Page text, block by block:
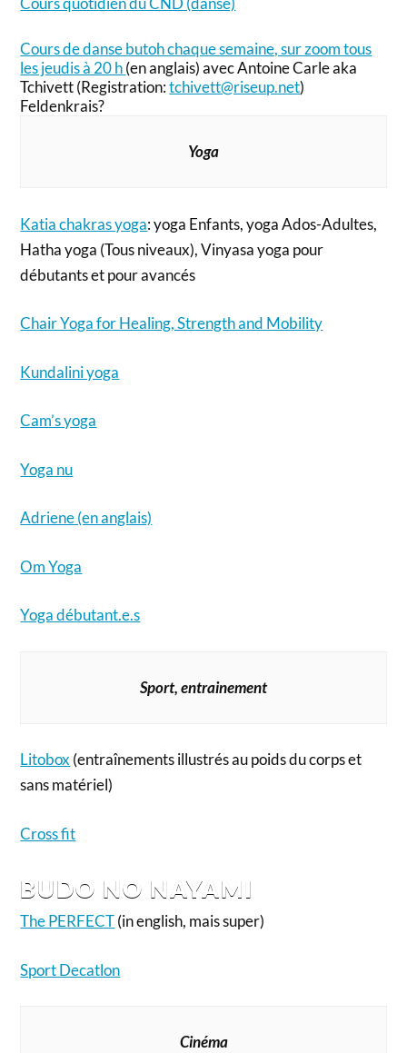
Cours de danse butoh chaque semaine, sur zoom tous
les jeudis à 20 h(en anglais) avec Antoine Carle aka
Tchivett (Registration:tchivett@riseup.net)
Feldenkrais?
Yoga
Katia chakras yoga: yoga Enfants, yoga Ados-Adultes,
Hatha yoga (Tous niveaux), Vinyasa yoga pour
débutants et pour avancés
Chair Yoga for Healing, Strength and Mobility
Kundalini yoga
Cam’s yoga
Yoga nu
Adriene (en anglais)
Om Yoga
Yoga débutant.e.s
Sport, entrainement
Litobox (entraînements illustrésau poids du corps et
sans matériel)
Cross fit
BUDO NO NAYAMI
The PERFECT(in english, mais super)
Sport Decatlon
Cinéma